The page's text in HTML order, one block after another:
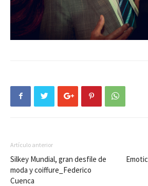
Artículo anterior
Silkey Mundial, gran desfile de
moda y coiffure_Federico
Cuenca